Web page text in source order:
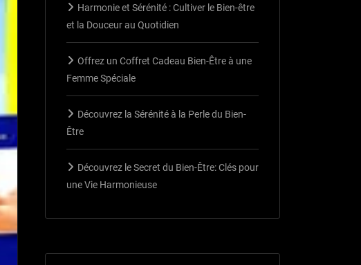
Harmonie et Sérénité : Cultiver le Bien-être
et la Douceur au Quotidien
Offrez un Coffret Cadeau Bien-Être à une
Femme Spéciale
Découvrez la Sérénité à la Perle du Bien-
Être
Découvrez le Secret du Bien-Être: Clés pour
une Vie Harmonieuse